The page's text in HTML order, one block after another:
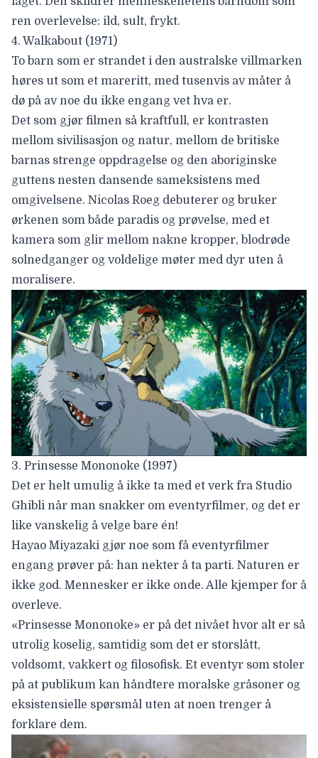
ren overlevelse: ild, sult, frykt.
4. Walkabout (1971)
To barn som er strandet i den australske villmarken
høres ut som et mareritt, med tusenvis av måter å
dø på av noe du ikke engang vet hva er.
Det som gjør filmen så kraftfull, er kontrasten
mellom sivilisasjon og natur, mellom de britiske
barnas strenge oppdragelse og den aboriginske
guttens nesten dansende sameksistens med
omgivelsene. Nicolas Roeg debuterer og bruker
ørkenen som både paradis og prøvelse, med et
kamera som glir mellom nakne kropper, blodrøde
solnedganger og voldelige møter med dyr uten å
moralisere.
3. Prinsesse Mononoke (1997)
Det er helt umulig å ikke ta med et verk fra Studio
Ghibli når man snakker om eventyrfilmer, og det er
like vanskelig å velge bare én!
Hayao Miyazaki gjør noe som få eventyrfilmer
engang prøver på: han nekter å ta parti. Naturen er
ikke god. Mennesker er ikke onde. Alle kjemper for å
overleve.
«Prinsesse Mononoke» er på det nivået hvor alt er så
utrolig koselig, samtidig som det er storslått,
voldsomt, vakkert og filosofisk. Et eventyr som stoler
på at publikum kan håndtere moralske gråsoner og
eksistensielle spørsmål uten at noen trenger å
forklare dem.